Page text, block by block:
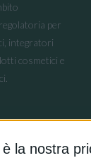
la nostra
per
integratori
cosmetici e